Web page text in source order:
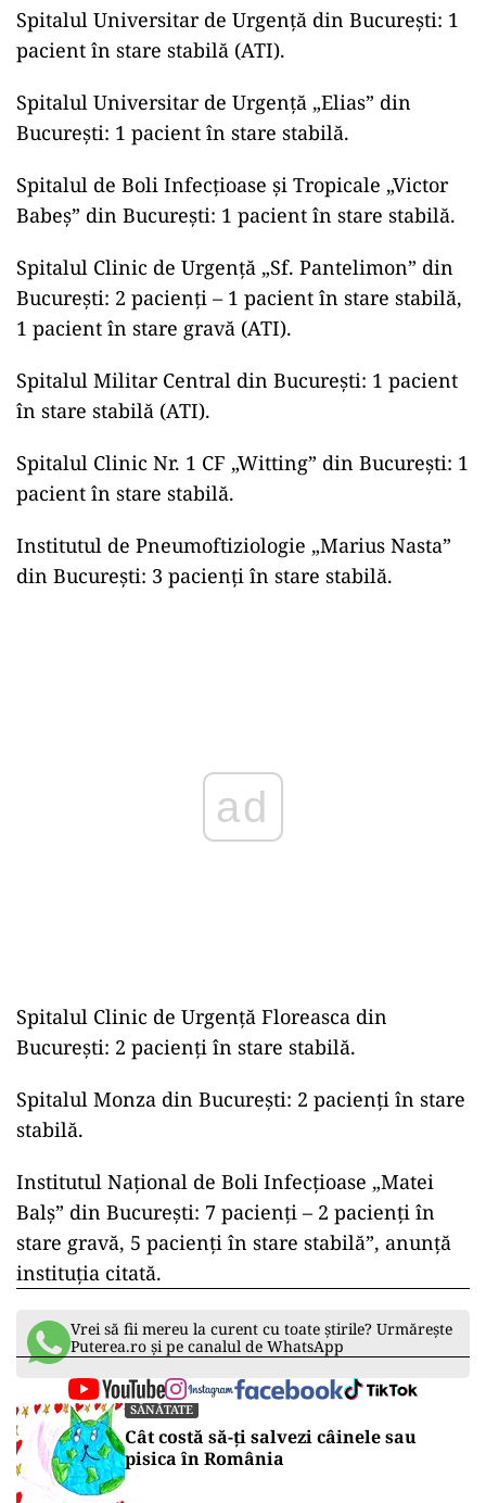
Spitalul Universitar de Urgență din București: 1
pacient în stare stabilă (ATI).
Spitalul Universitar de Urgență „Elias” din
București: 1 pacient în stare stabilă.
Spitalul de Boli Infecțioase și Tropicale „Victor
Babeș” din București: 1 pacient în stare stabilă.
Spitalul Clinic de Urgență „Sf. Pantelimon” din
București: 2 pacienți – 1 pacient în stare stabilă,
1 pacient în stare gravă (ATI).
Spitalul Militar Central din București: 1 pacient
în stare stabilă (ATI).
Spitalul Clinic Nr. 1 CF „Witting” din București: 1
pacient în stare stabilă.
Institutul de Pneumoftiziologie „Marius Nasta”
din București: 3 pacienți în stare stabilă.
ad
Spitalul Clinic de Urgență Floreasca din
București: 2 pacienți în stare stabilă.
Spitalul Monza din București: 2 pacienți în stare
stabilă.
Institutul Național de Boli Infecțioase „Matei
Balș” din București: 7 pacienți – 2 pacienți în
stare gravă, 5 pacienți în stare stabilă”, anunță
instituția citată.
Vrei să fii mereu la curent cu toate știrile? Urmărește
Puterea.ro și pe canalul de WhatsApp
SĂNĂTATE
Cât costă să-ți salvezi câinele sau
pisica în România